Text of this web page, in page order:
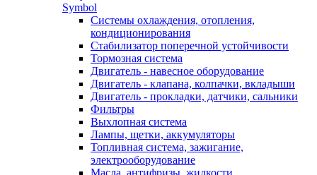
Symbol
Системы охлаждения, отопления,
кондиционирования
Стабилизатор поперечной устойчивости
Тормозная система
Двигатель - навесное оборудование
Двигатель - клапана, колпачки, вкладыши
Двигатель - прокладки, датчики, сальники
Фильтры
Выхлопная система
Лампы, щетки, аккумуляторы
Топливная система, зажигание,
электрооборудование
Масла, антифризы, жидкости